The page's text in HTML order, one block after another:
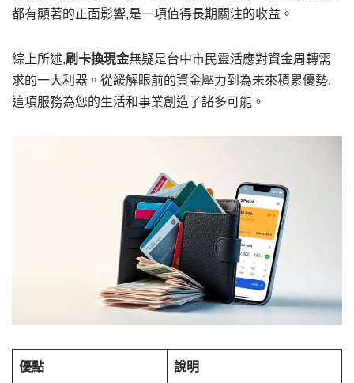
都有顯著的正面影響,是一項值得長期關注的收益。
綜上所述,刷卡換現金無疑是台中市民靈活應對資金周轉需
求的一大利器。從緩解眼前的資金壓力到為未來積累優勢,
這項服務為您的生活和事業創造了諸多可能。
優點 說明